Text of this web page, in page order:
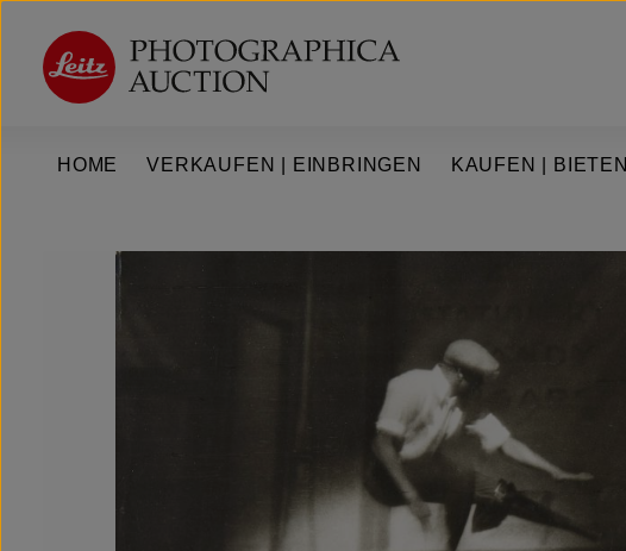
Hauptinhalt springen
Zur Hauptnavigation springen
HOME VERKAUFEN | EINBRINGEN KAUFEN | BIETEN
Bildergalerie überspringen